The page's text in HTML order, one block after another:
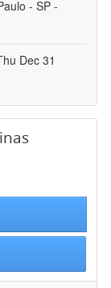
- SP -
Dec 31